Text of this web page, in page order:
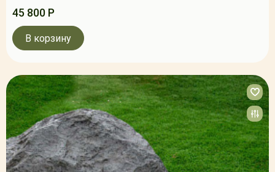
45 800 Р
В корзину